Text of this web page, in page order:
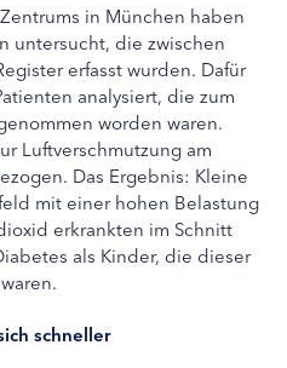
in München haben
untersucht, die zwischen
erfasst wurden. Dafür
analysiert, die zum
worden waren.
Luftverschmutzung am
Das Ergebnis: Kleine
mit einer hohen Belastung
erkrankten im Schnitt
als Kinder, die dieser
schneller